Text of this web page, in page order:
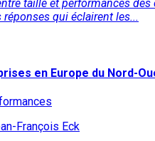
taille et performances
qui éclairent les...
en Europe du Nord-
François Eck